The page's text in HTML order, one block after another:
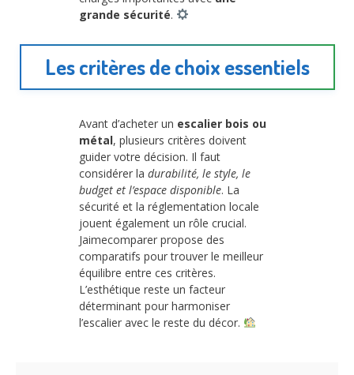
grande sécurité.
Les critères de choix essentiels
Avant d’acheter un escalier bois ou
métal, plusieurs critères doivent
guider votre décision. Il faut
considérer la durabilité, le style, le
budget et l’espace disponible. La
sécurité et la réglementation locale
jouent également un rôle crucial.
Jaimecomparer propose des
comparatifs pour trouver le meilleur
équilibre entre ces critères.
L’esthétique reste un facteur
déterminant pour harmoniser
l’escalier avec le reste du décor.